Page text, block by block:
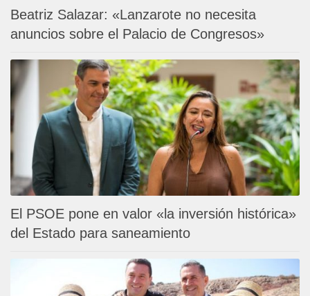
Beatriz Salazar: «Lanzarote no necesita
anuncios sobre el Palacio de Congresos»
El PSOE pone en valor «la inversión histórica»
del Estado para saneamiento